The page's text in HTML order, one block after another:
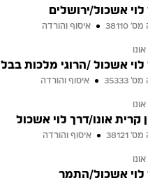
לוי אשכול/ירושלים
38110
איסוף והורדה
לוי אשכול /הרוגי מלכות בבל
35333
איסוף והורדה
קרית אונו/דרך לוי אשכול
38121
איסוף והורדה
לוי אשכול/התמר